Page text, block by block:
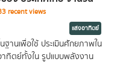
recent views
แสงอาทิตย์
านเพื่อใช้ ประเมินศักยภาพใน
าทิตย์ทั้งใน รูปแบบพลังงาน